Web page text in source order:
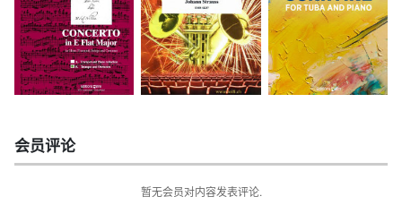
会员评论
暂无会员对内容发表评论.